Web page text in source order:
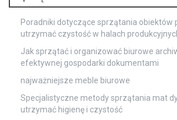
Poradniki dotyczące sprzątania obiektów
utrzymać czystość w halach
Jak sprzątać i organizować biurowe
efektywnej gospodarki dokumentami
najważniejsze meble biurowe
Specjalistyczne metody sprzątania mat
utrzymać higienę i czystość